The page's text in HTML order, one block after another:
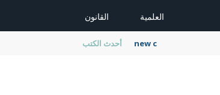
العلمية القانون
أحدث الكتب new cambridge